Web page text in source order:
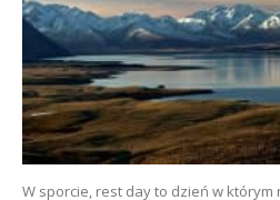
W sporcie, rest day to dzień w którym